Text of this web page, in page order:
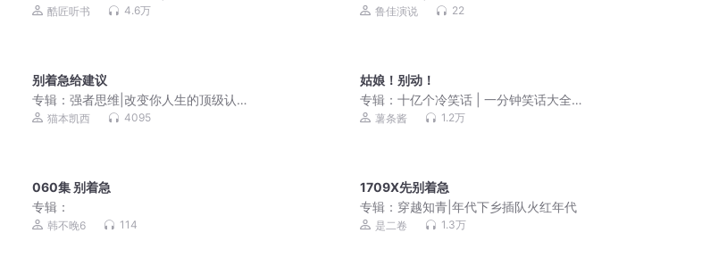
扛把子| 会员免费
酷匠听书 4.6万 鲁佳演说 22
别着急给建议
专辑：强者思维|改变你人生的顶级认知|
心智进阶|《天道》
猫本凯西 4095
姑娘！别动！
专辑：十亿个冷笑话 | 一分钟笑话大全
儿童清新版
薯条酱 1.2万
060集 别着急
专辑：
韩不晚6 114
1709X先别着急
专辑： 穿越知青|年代下乡插队火红年代
是二卷 1.3万